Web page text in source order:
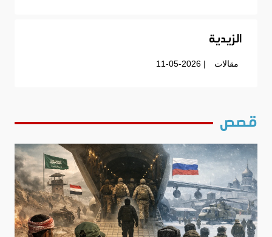
الزيدية
مقالات | 11-05-2026
قصص